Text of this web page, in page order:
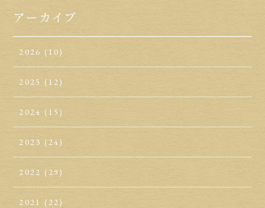
アーカイブ
2026 (10)
2025 (12)
2024 (15)
2023 (24)
2022 (29)
2021 (22)